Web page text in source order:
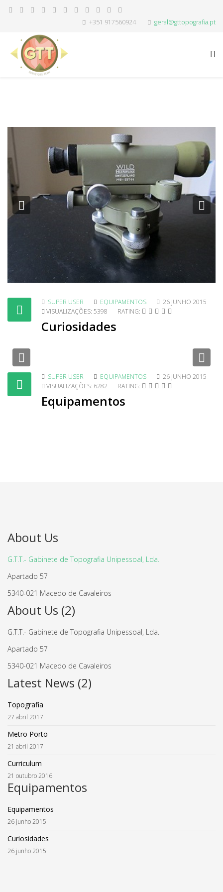
+351 917560924 geral@gttopografia.pt
Previous
SUPER USER EQUIPAMENTOS
26 JUNHO 2015
VISUALIZAÇÕES: 5398
RATING:
Curiosidades
SUPER USER EQUIPAMENTOS
26 JUNHO 2015
VISUALIZAÇÕES: 6282
RATING:
Equipamentos
About Us
G.T.T.- Gabinete de Topografia Unipessoal, Lda.
Apartado 57
5340-021 Macedo de Cavaleiros
About Us (2)
G.T.T.- Gabinete de Topografia Unipessoal, Lda.
Apartado 57
5340-021 Macedo de Cavaleiros
Latest News (2)
Topografia
27 abril 2017
Metro Porto
21 abril 2017
Curriculum
21 outubro 2016
Equipamentos
Equipamentos
26 junho 2015
Curiosidades
26 junho 2015